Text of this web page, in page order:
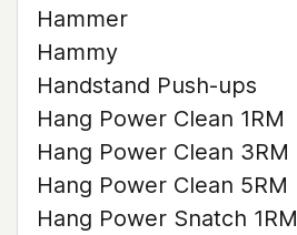
Hammer
Hammy
Handstand Push-ups
Hang Power Clean 1RM
Hang Power Clean 3RM
Hang Power Clean 5RM
Hang Power Snatch 1RM